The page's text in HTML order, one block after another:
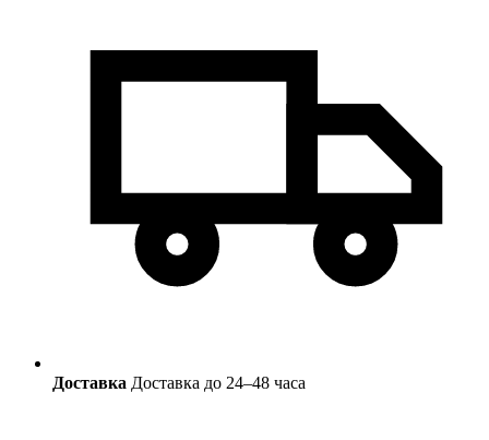
Доставка Доставка до 24–48 часа